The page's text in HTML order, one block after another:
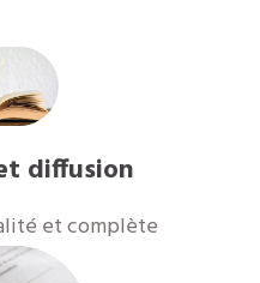
diffusion
et complète